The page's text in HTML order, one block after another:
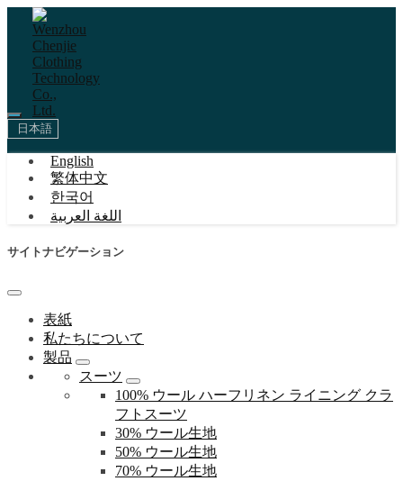
日本語
English
繁体中文
한국어
اللغة العربية
サイトナビゲーション
表紙
私たちについて
製品
スーツ
100% ウール ハーフリネン ライニング クラ
フトスーツ
30% ウール生地
50% ウール生地
70% ウール生地